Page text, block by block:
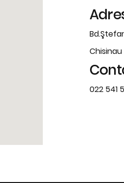
Chisinau
022 541